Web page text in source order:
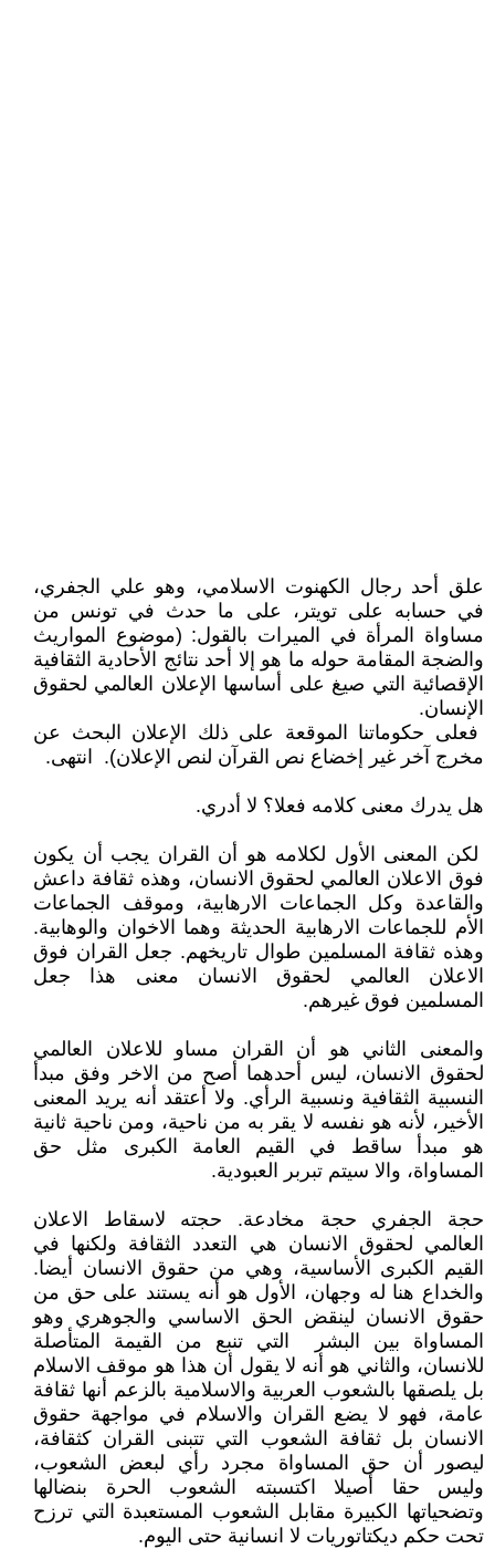
علق أحد رجال الكهنوت الاسلامي، وهو علي الجفري،
في حسابه على تويتر، على ما حدث في تونس من
مساواة المرأة في الميرات بالقول: (موضوع المواريث
والضجة المقامة حوله ما هو إلا أحد نتائج الأحادية الثقافية
الإقصائية التي صيغ على أساسها الإعلان العالمي لحقوق
الإنسان.
فعلى حكوماتنا الموقعة على ذلك الإعلان البحث عن
مخرج آخر غير إخضاع نص القرآن لنص الإعلان). انتهى.
هل يدرك معنى كلامه فعلا؟ لا أدري.
لكن المعنى الأول لكلامه هو أن القران يجب أن يكون
فوق الاعلان العالمي لحقوق الانسان، وهذه ثقافة داعش
والقاعدة وكل الجماعات الارهابية، وموقف الجماعات
الأم للجماعات الارهابية الحديثة وهما الاخوان والوهابية.
وهذه ثقافة المسلمين طوال تاريخهم. جعل القران فوق
الاعلان العالمي لحقوق الانسان معنى هذا جعل
المسلمين فوق غيرهم.
والمعنى الثاني هو أن القران مساو للاعلان العالمي
لحقوق الانسان، ليس أحدهما أصح من الاخر وفق مبدأ
النسبية الثقافية ونسبية الرأي. ولا أعتقد أنه يريد المعنى
الأخير، لأنه هو نفسه لا يقر به من ناحية، ومن ناحية ثانية
هو مبدأ ساقط في القيم العامة الكبرى مثل حق
المساواة، والا سيتم تبربر العبودية.
حجة الجفري حجة مخادعة. حجته لاسقاط الاعلان
العالمي لحقوق الانسان هي التعدد الثقافة ولكنها في
القيم الكبرى الأساسية، وهي من حقوق الانسان أيضا.
والخداع هنا له وجهان، الأول هو أنه يستند على حق من
حقوق الانسان لينقض الحق الاساسي والجوهري وهو
المساواة بين البشر التي تنبع من القيمة المتأصلة
للانسان، والثاني هو أنه لا يقول أن هذا هو موقف الاسلام
بل يلصقها بالشعوب العربية والاسلامية بالزعم أنها ثقافة
عامة، فهو لا يضع القران والاسلام في مواجهة حقوق
الانسان بل ثقافة الشعوب التي تتبنى القران كثقافة،
ليصور أن حق المساواة مجرد رأي لبعض الشعوب،
وليس حقا أصيلا اكتسبته الشعوب الحرة بنضالها
وتضحياتها الكبيرة مقابل الشعوب المستعبدة التي ترزح
تحت حكم ديكتاتوريات لا انسانية حتى اليوم.